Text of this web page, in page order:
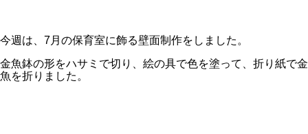
今週は、7月の保育室に飾る壁面制作をしました。
金魚鉢の形をハサミで切り、絵の具で色を塗って、折り紙で金
魚を折りました。